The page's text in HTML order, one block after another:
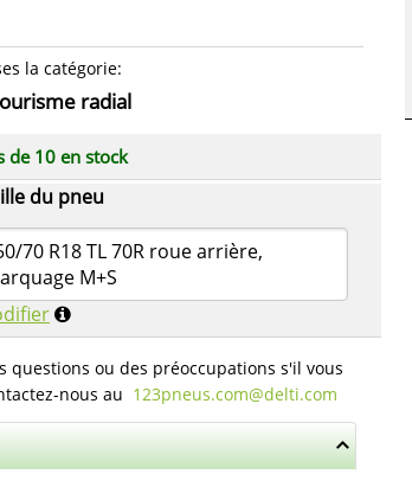
la catégorie:
radial
du pneu
70 R18 TL 70R roue arrière,
M+S
de 10 en stock
questions ou des préoccupations s'il vous
nous au 123pneus.com​@delti.com